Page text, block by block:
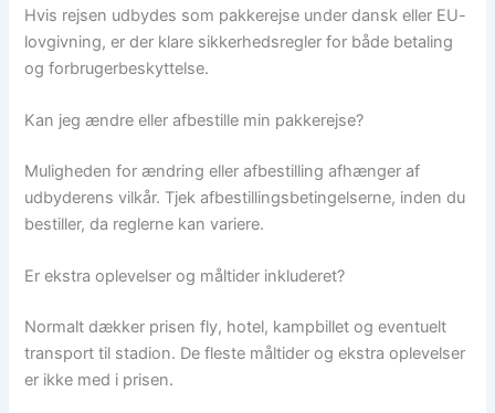
Hvis rejsen udbydes som pakkerejse under dansk eller EU-
lovgivning, er der klare sikkerhedsregler for både betaling
og forbrugerbeskyttelse.
Kan jeg ændre eller afbestille min pakkerejse?
Muligheden for ændring eller afbestilling afhænger af
udbyderens vilkår. Tjek afbestillingsbetingelserne, inden du
bestiller, da reglerne kan variere.
Er ekstra oplevelser og måltider inkluderet?
Normalt dækker prisen fly, hotel, kampbillet og eventuelt
transport til stadion. De fleste måltider og ekstra oplevelser
er ikke med i prisen.